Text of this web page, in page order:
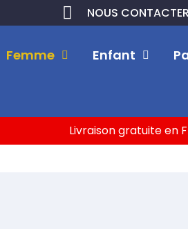
NOUS CONTACTER
Femme Enfant
Livraison gratuite en